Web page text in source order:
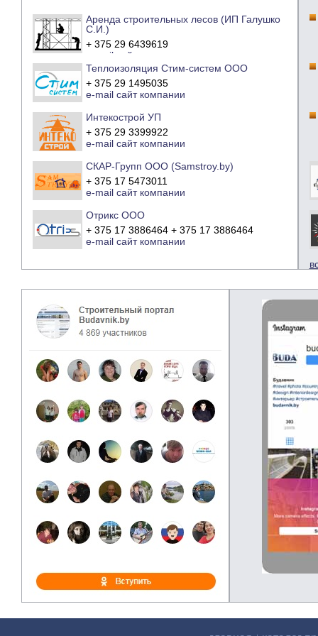
Аренда строительных лесов (ИП Галушко
С.И.)
+ 375 29 6439619
e-mail
сайт компании
Теплоизоляция Стим-систем ООО
+ 375 29 1495035
e-mail сайт компании
Интекострой УП
+ 375 29 3399922
e-mail сайт компании
СКАР-Групп ООО (Samstroy.by)
+ 375 17 5473011
e-mail сайт компании
Отрикс ООО
+ 375 17 3886464 + 375 17 3886464
e-mail сайт компании